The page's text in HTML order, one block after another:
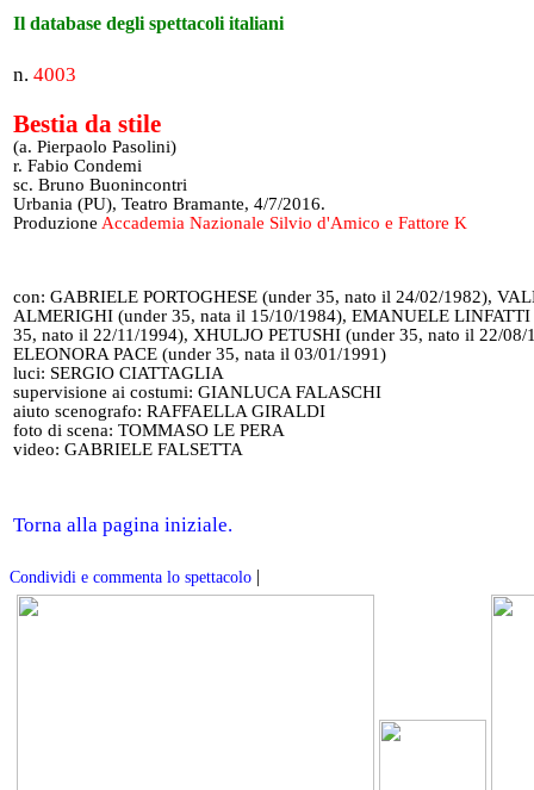
Il database degli spettacoli italiani
n. 4003
Bestia da stile
(a. Pierpaolo Pasolini)
r. Fabio Condemi
sc. Bruno Buonincontri
Urbania (PU), Teatro Bramante, 4/7/2016.
Produzione Accademia Nazionale Silvio d'Amico e Fattore K
con: GABRIELE PORTOGHESE (under 35, nato il 24/02/1982),
ALMERIGHI (under 35, nata il 15/10/1984), EMANUELE LINFATTI
35, nato il 22/11/1994), XHULJO PETUSHI (under 35, nato il 22/08/
ELEONORA PACE (under 35, nata il 03/01/1991)
luci: SERGIO CIATTAGLIA
supervisione ai costumi: GIANLUCA FALASCHI
aiuto scenografo: RAFFAELLA GIRALDI
foto di scena: TOMMASO LE PERA
video: GABRIELE FALSETTA
Torna alla pagina iniziale.
Condividi e commenta lo spettacolo |